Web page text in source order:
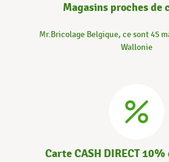
Magasins proches de
Mr.Bricolage Belgique, ce sont 45
Wallonie
Carte CASH DIRECT